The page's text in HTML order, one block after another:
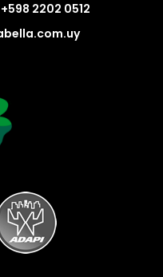
+598 2202 0512